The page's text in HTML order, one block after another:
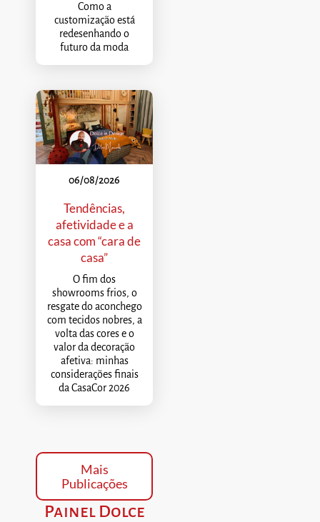
Como a
customização está
redesenhando o
futuro da moda
06/08/2026
Tendências,
afetividade e a
casa com “cara de
casa”
O fim dos
showrooms frios, o
resgate do aconchego
com tecidos nobres, a
volta das cores e o
valor da decoração
afetiva: minhas
considerações finais
da CasaCor 2026
Mais
Publicações
Painel Dolce